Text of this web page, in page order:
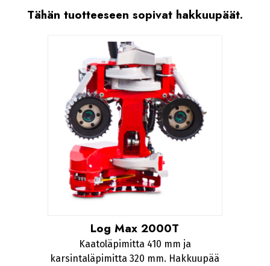
Tähän tuotteeseen sopivat hakkuupäät.
Log Max 2000T
Kaatoläpimitta 410 mm ja
karsintaläpimitta 320 mm. Hakkuupää